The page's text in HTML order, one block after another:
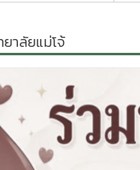
าลัยแม่โจ้